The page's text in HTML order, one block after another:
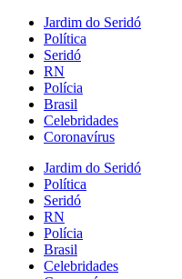
Jardim do Seridó
Política
Seridó
RN
Polícia
Brasil
Celebridades
Coronavírus
Jardim do Seridó
Política
Seridó
RN
Polícia
Brasil
Celebridades